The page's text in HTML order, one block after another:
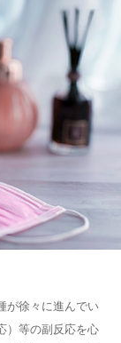
が徐々に進んでい
）等の副反応を心